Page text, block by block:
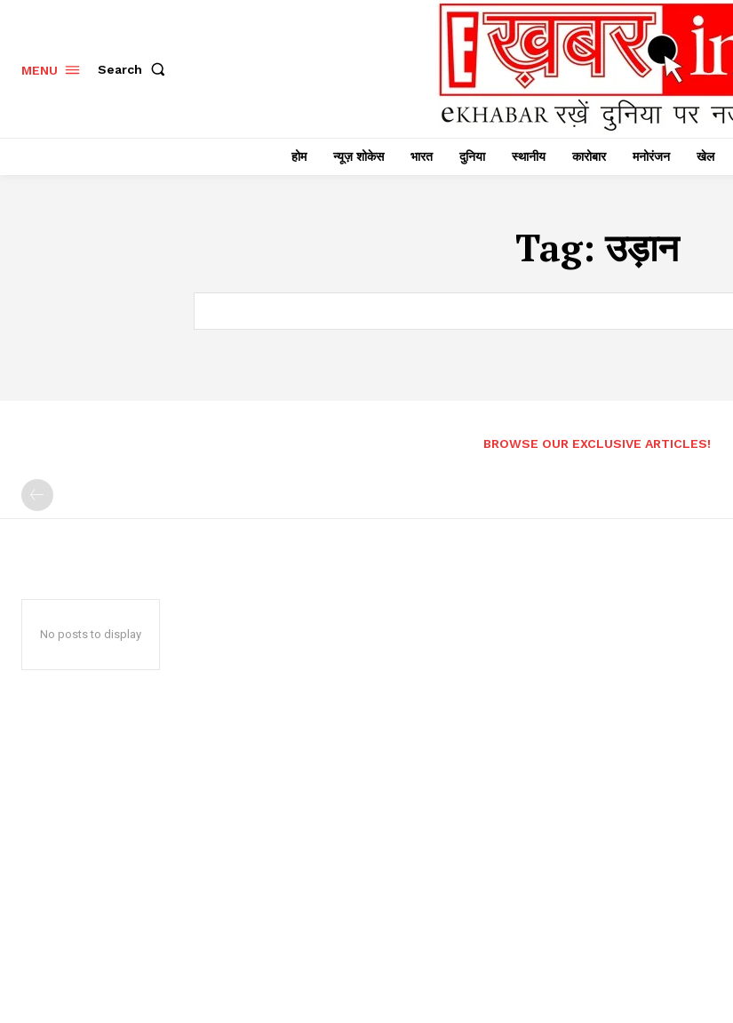
MENU Search
होम न्यूज़ शोकेस भारत दुनिया स्थानीय कारोबार मनोरंजन खेल
Tag:उड़ान
BROWSE OUR EXCLUSIVE ARTICLES!
No posts to display